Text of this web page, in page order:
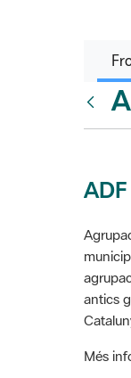
A
ADF
antics
Més